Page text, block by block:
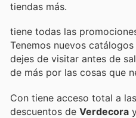
tiendas más.
tiene todas las
Tenemos nuevos
dejes de visitar antes de
de más por las cosas que
Con tiene acceso total a
descuentos de Verdecora